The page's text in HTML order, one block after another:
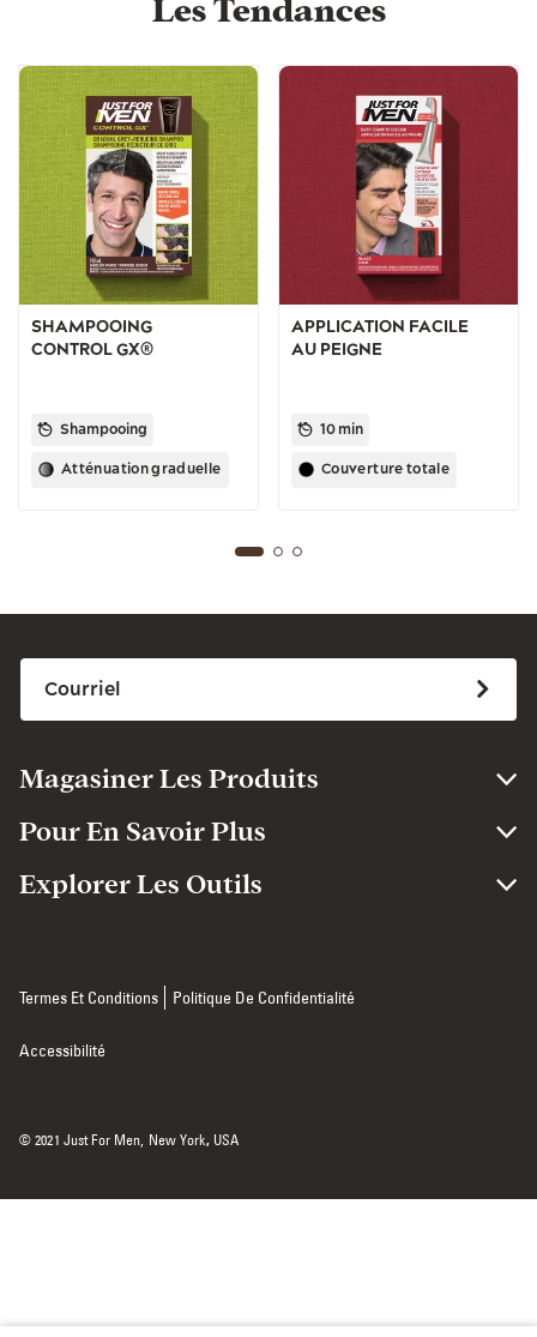
Les Tendances
SHAMPOOING
CONTROL GX®
Shampooing
Atténuation graduelle
APPLICATION FACILE
AU PEIGNE
10 min
Couverture totale
Magasiner Les Produits
Pour En Savoir Plus
Explorer Les Outils
Termes Et Conditions Politique De Confidentialité
Accessibilité
© 2021 Just For Men, New York, USA